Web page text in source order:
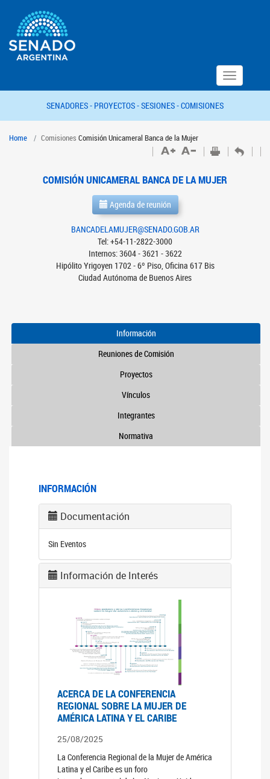
Toggle
navigation
SENADORES - PROYECTOS -SESIONES -COMISIONES
Home Comisiones Comisión Unicameral Banca de la Mujer
COMISIÓN UNICAMERAL BANCA DE LA MUJER
Agenda de reunión
BANCADELAMUJER@SENADO.GOB.AR
Tel: +54-11-2822-3000
Internos: 3604 - 3621 - 3622
Hipólito Yrigoyen 1702 - 6º Piso, Oficina 617 Bis
Ciudad Autónoma de Buenos Aires
Información
Reuniones de Comisión
Proyectos
Vínculos
Integrantes
Normativa
INFORMACIÓN
Documentación
Sin Eventos
Información de Interés
ACERCA DE LA CONFERENCIA
REGIONAL SOBRE LA MUJER DE
AMÉRICA LATINA Y EL CARIBE
25/08/2025
La Conferencia Regional de la Mujer de América
Latina y el Caribe es un foro